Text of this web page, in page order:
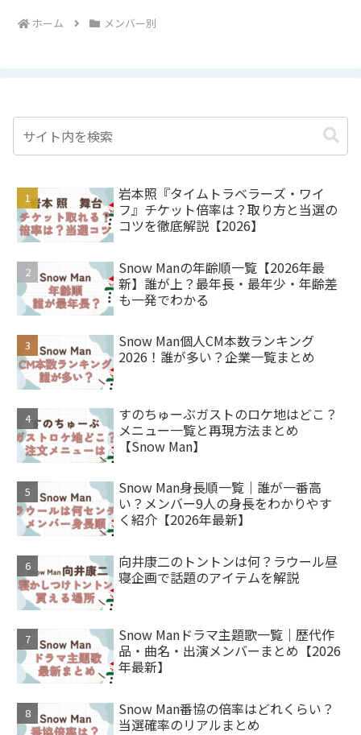
ホーム メンバー別
岩本照『タイムトラベラーズ・ワイ
フ』チケット倍率は？取り方と当選の
コツを徹底解説【2026】
Snow Manの年齢順一覧【2026年最
新】誰が上？最年長・最年少・年齢差
も一発でわかる
Snow Man個人CM本数ランキング
2026！誰が多い？企業一覧まとめ
すのちゅーぶガストのロケ地はどこ？
メニュー一覧と再現方法まとめ
【Snow Man】
Snow Man身長順一覧｜誰が一番高
い？メンバー9人の身長をわかりやす
く紹介【2026年最新】
向井康二のトントンは何？ラウール昼
寝企画で話題のアイテムを解説
Snow Manドラマ主題歌一覧｜歴代作
品・曲名・出演メンバーまとめ【2026
年最新】
Snow Man番協の倍率はどれくらい？
当選確率のリアルまとめ